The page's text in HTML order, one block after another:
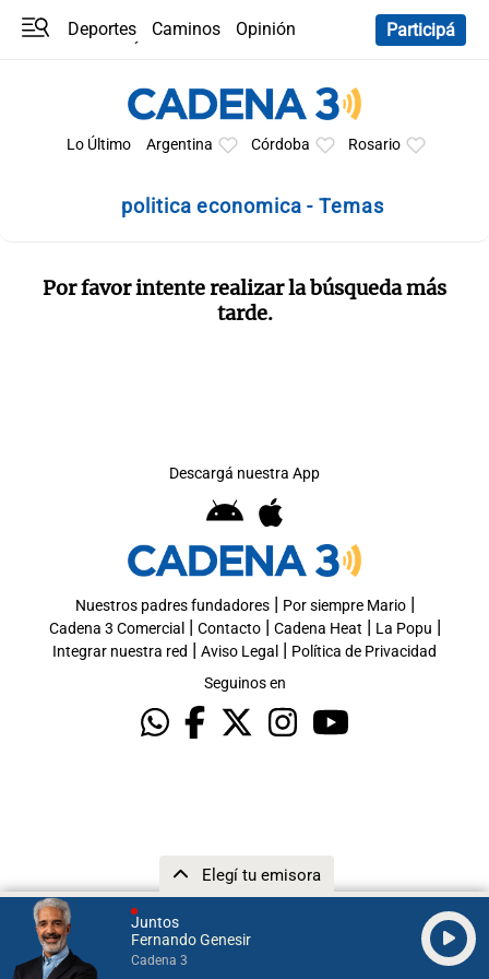
Juntos
Fernando Genesir
Cadena 3
Elegí tu emisora
Deportes Caminos
Opinión
Participá
Lo Último Argentina Córdoba Rosario
politica economica - Temas
Por favor intente realizar la búsqueda más
tarde.
Descargá nuestra App
Nuestros padres fundadores| Por siempre Mario|
Cadena 3 Comercial | Contacto| Cadena Heat | La Popu |
Integrar nuestra red | Aviso Legal | Política de Privacidad
Seguinos en